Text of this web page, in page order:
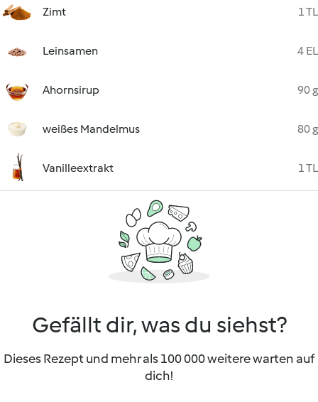
Zimt 1 TL
Leinsamen 4 EL
Ahornsirup 90 g
weißes Mandelmus 80 g
Vanilleextrakt 1 TL
Gefällt dir, was du siehst?
Dieses Rezept und mehr als 100 000 weitere warten auf
dich!